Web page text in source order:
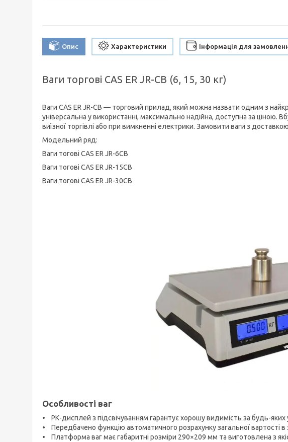
Опис Характеристики Інформація для
Ваги торгові CAS ER JR-CB (6, 15, 30 кг)
Ваги CAS ER JR-CB — торговий прилад, який можна назвати одним з
універсальна у використанні, максимально надійна, доступна за ціною.
виїзної торгівлі або при вимкненні електрики. Замовити ваги з
Модельний ряд:
Ваги тогові CAS ER JR-6CB
Ваги тогові CAS ER JR-15CB
Ваги тогові CAS ER JR-30CB
Особливості ваг
• РК-дисплей з підсвічуванням гарантує хорошу видимість за будь-яких
• Передбачено функцію автоматичного розрахунку загальної вартості
• Платформа ваг має габаритні розміри 290×209 мм та виготовлена з